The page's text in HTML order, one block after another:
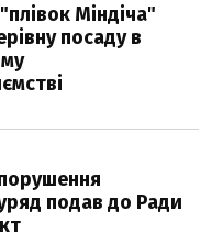
Міндіча"
посаду в
подав до Ради